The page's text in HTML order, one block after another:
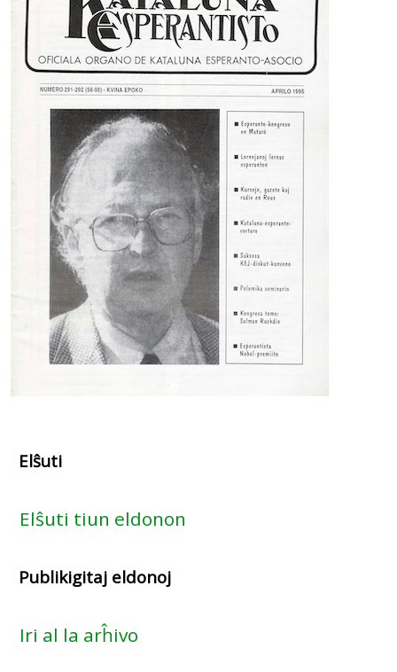
Elŝuti
Elŝuti tiun eldonon
Publikigitaj eldonoj
Iri al la arĥivo